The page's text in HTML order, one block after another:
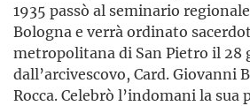
1935 passò al seminario
Bologna e verrà ordinato
metropolitana di San Pietro il 28
dall’arcivescovo, Card. Giovanni
Rocca. Celebrò l’indomani la sua